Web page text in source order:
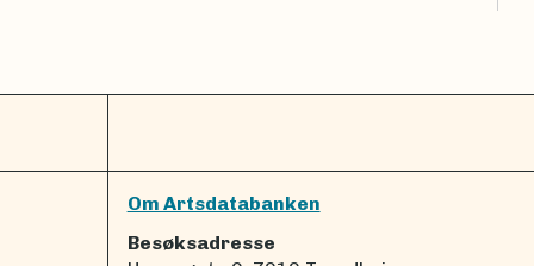
Om Artsdatabanken
Besøksadresse